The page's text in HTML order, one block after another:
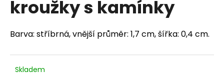
kroužky s kamínky
Barva: stříbrná, vnější průměr: 1,7 cm, šířka: 0,4 cm.
Skladem
a
í
t
?